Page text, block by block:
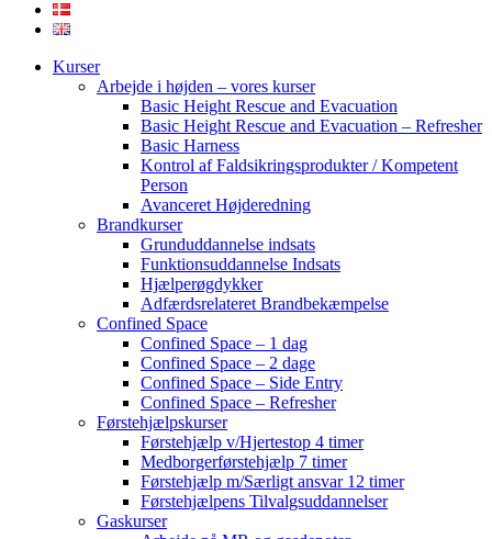
Kurser
Arbejde i højden – vores kurser
Basic Height Rescue and Evacuation
Basic Height Rescue and Evacuation – Refresher
Basic Harness
Kontrol af Faldsikringsprodukter / Kompetent
Person
Avanceret Højderedning
Brandkurser
Grunduddannelse indsats
Funktionsuddannelse Indsats
Hjælperøgdykker
Adfærdsrelateret Brandbekæmpelse
​Confined Space
Confined Space – 1 dag
Confined Space – 2 dage
Confined Space – Side Entry
Confined Space – Refresher
Førstehjælpskurser
Førstehjælp v/Hjertestop 4 timer
Medborgerførstehjælp 7 timer
Førstehjælp m/Særligt ansvar 12 timer
Førstehjælpens Tilvalgsuddannelser
Gaskurser